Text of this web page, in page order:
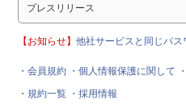
プレスリリース
【お知らせ】他社サービスと同じパ
・会員規約 ・個人情報保護に関して
・規約一覧 ・採用情報